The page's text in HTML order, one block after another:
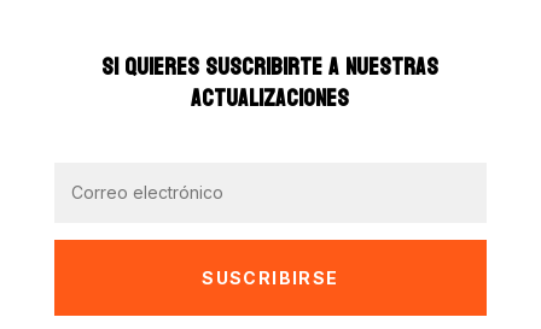
SI QUIERES SUSCRIBIRTE A NUESTRAS
ACTUALIZACIONES
SUSCRIBIRSE